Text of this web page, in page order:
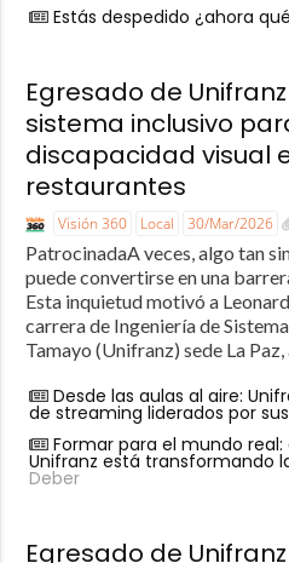
Estás despedido ¿ahora
Egresado de
sistema inclusivo
discapacidad visual
restaurantes
Visión 360 Local 30/Mar/2026
PatrocinadaA veces, algo tan
puede convertirse en una
Esta inquietud motivó a
carrera de Ingeniería de
Tamayo (Unifranz) sede La Paz,
Desde las aulas al aire:
de streaming liderados por
Formar para el mundo
Unifranz está transformando
Deber
Egresado de